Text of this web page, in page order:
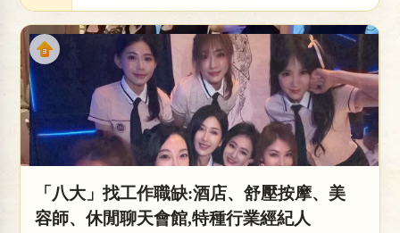
「八大」找工作職缺:酒店、舒壓按摩、美
容師、休閒聊天會館,特種行業經紀人